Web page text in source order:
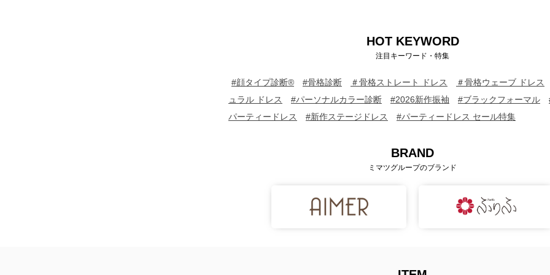
HOT KEYWORD
注目キーワード・特集
#顔タイプ診断® #骨格診断 ＃骨格ストレート ドレス ＃骨格ウェーブ ドレス
ュラル ドレス
#パーソナルカラー診断 #2026新作振袖 #ブラックフォーマル
パーティードレス
#新作ステージドレス #パーティードレス セール特集
BRAND
ミマツグループのブランド